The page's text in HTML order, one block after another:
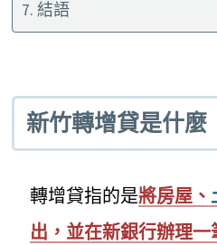
結語
新竹轉增貸是什麼
轉增貸指的是將房屋、
出，並在新銀行辦理